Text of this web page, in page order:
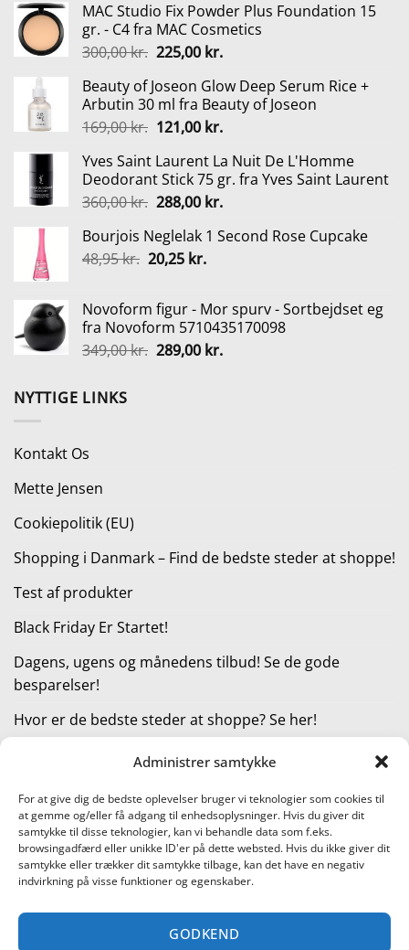
Administrer samtykke
For at give dig de bedste oplevelser bruger vi teknologier som cookies til
at gemme og/eller få adgang til enhedsoplysninger. Hvis du giver dit
samtykke til disse teknologier, kan vi behandle data som f.eks.
browsingadfærd eller unikke ID'er på dette websted. Hvis du ikke giver dit
samtykke eller trækker dit samtykke tilbage, kan det have en negativ
indvirkning på visse funktioner og egenskaber.
GODKEND
MAC Studio Fix Powder Plus Foundation 15
gr. - C4 fra MAC Cosmetics
300,00kr. Den
pris
var:
300,00 kr..
225,00 kr.Den
pris
er:
225,00 kr..
Beauty of Joseon Glow Deep Serum Rice +
Arbutin 30 ml fra Beauty of Joseon
169,00kr. Den
pris
var:
169,00 kr..
121,00 kr.Den
pris
er:
121,00 kr..
Yves Saint Laurent La Nuit De L'Homme
Deodorant Stick 75 gr. fra Yves Saint Laurent
360,00kr. Den
pris
var:
288,00 kr.Den
pris
Bourjois Neglelak 1 Second Rose Cupcake
48,95kr. Den
var:
48,95 kr..
20,25 kr.Den
er:
20,25 kr..
Novoform figur - Mor spurv - Sortbejdset eg
fra Novoform 5710435170098
349,00kr. Den
289,00 kr.Den
NYTTIGE LINKS
Kontakt Os
Mette Jensen
Cookiepolitik (EU)
Shopping i Danmark – Find de bedste steder at shoppe!
Test af produkter
Black Friday Er Startet!
Dagens, ugens og månedens tilbud! Se de gode
besparelser!
Hvor er de bedste steder at shoppe? Se her!
Kategorier
Læs vores guide til online shopping
PayPal Stripe